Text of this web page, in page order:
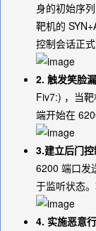
身的初始序
靶机的
控制会话正式
2. 触发笑脸
Fiv7:) ，当
端开始在
3.建立后门控
6200 端口发
于监听状态
4. 实施恶意行